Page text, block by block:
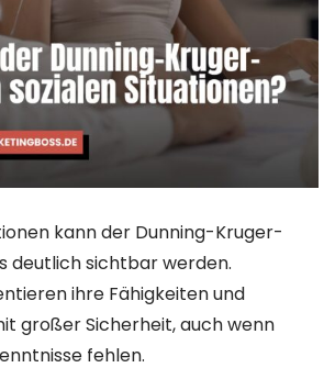
kann der Dunning-Kruger-
deutlich sichtbar werden.
ihre Fähigkeiten und
großer Sicherheit, auch wenn
fehlen.